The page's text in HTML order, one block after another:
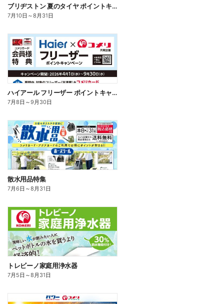
ブリヂストン 夏のタイヤ ポイントキャンペーン
7月10日 ～8月31日
ハイアール フリーザー ポイントキャンペーン
7月8日 ～9月30日
散水用品特集
7月6日 ～8月31日
トレビーノ家庭用浄水器
7月5日 ～8月31日